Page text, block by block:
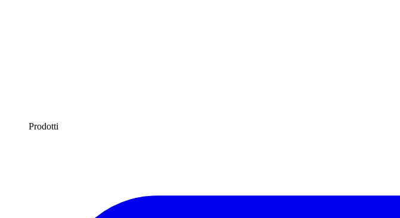
Prodotti